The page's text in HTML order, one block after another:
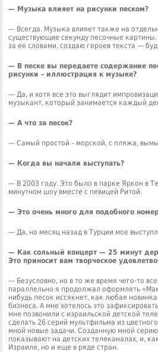
— Музыка влияет на рисунки песком?
— Всегда. Музыка влияет также на
существующие секунду песочные картины.
за ее словами, создаю героев текста —
— В песке вы передаете содержание
рисунки – иллюстрация к музыке?
— Да, и хотя все это выглядит
музыкант, который занимается каждый
— А что за песок?
— Самый простой – морской, с пляжа,
— Когда вы начали выступать?
— В 2003 году. Это было в парке Яркон в
минутном шоу вместе с певицей Ритой.
— Это очень много для подобного
— Да, но месяц назад в Турции мое
— Как сольный концерт — 25 минут
Это приносит вам творческое
— Безусловно, но в то же время чего-то
параллельно я продолжал оформлять
нибудь песок иссякнет, как любая
бизнеса. А мне хотелось это
мне позвонили с израильской детской
сделать 26 серий мультфильма из
мной новые задачи. Созданную мной
показывают на детских телеканалах, и,
Израиле, но и еще в ряде стран.